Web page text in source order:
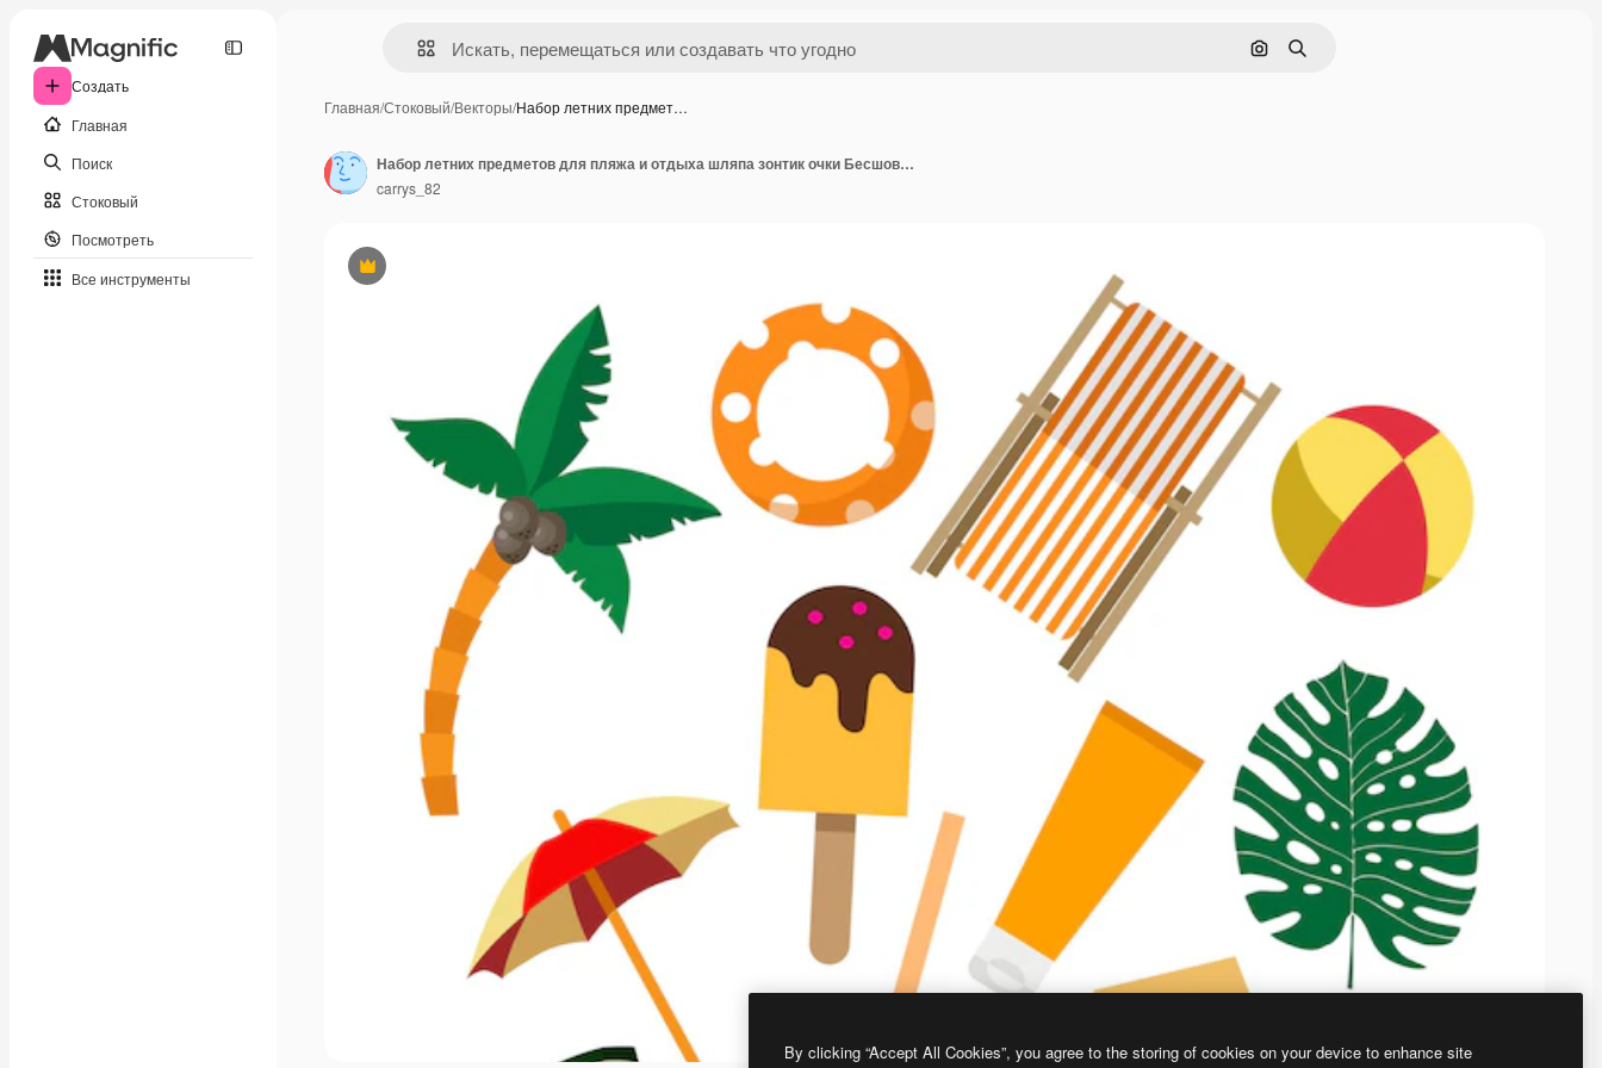
Создать
Главная
Поиск
Стоковый
Посмотреть
Все инструменты
Поиск по изображению
Поиск
Главная/Стоковый/Векторы/Набор летних предмет…
Премиум
Набор летних предметов для пляжа и отдыха шляпа зонтик очки Бесшовный векторный фон
carrys_82
By clicking “Accept All Cookies”, you agree to the storing of cookies on your device to enhance site